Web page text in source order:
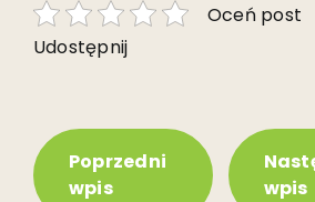
Oceń post
Udostępnij
Poprzedni
wpis
wpis